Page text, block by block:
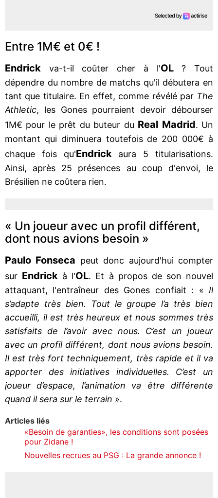
Entre 1M€ et 0€ !
Endrick va-t-il coûter cher à l'OL? Tout
dépendre du nombre de matchs qu'il débutera en
tant que titulaire. En effet, comme révélé par The
Athletic, les Gones pourraient devoir débourser
1M€ pour le prêt du buteur du Real Madrid. Un
montant qui diminuera toutefois de 200 000€ à
chaque fois qu'Endrick aura 5 titularisations.
Ainsi, après 25 présences au coup d'envoi, le
Brésilien ne coûtera rien.
« Un joueur avec un profil différent,
dont nous avions besoin »
Paulo Fonseca peut donc aujourd'hui compter
sur Endrick à l'OL. Et à propos de son nouvel
attaquant, l'entraîneur des Gones confiait : « Il
s’adapte très bien. Tout le groupe l’a très bien
accueilli, il est très heureux et nous sommes très
satisfaits de l’avoir avec nous. C’est un joueur
avec un profil différent, dont nous avions besoin.
Il est très fort techniquement, très rapide et il va
apporter des initiatives individuelles. C’est un
joueur d’espace, l’animation va être différente
quand il sera sur le terrain ».
Articles liés
«Besoin de garanties», les conditions sont posées
pour Zidane !
Nouvelles recrues au PSG : La grande annonce !